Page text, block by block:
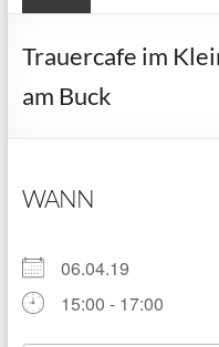
Trauercafe im
am Buck
WANN
06.04.19
15:00 - 17:00